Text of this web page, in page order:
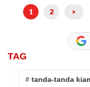
1 2 >
TAG
# tanda-tanda kiamat